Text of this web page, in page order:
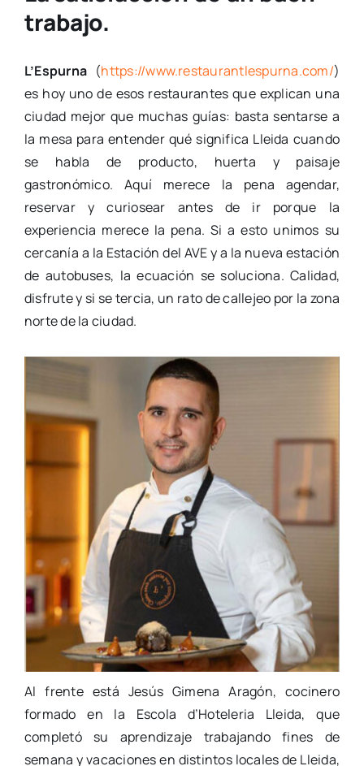
trabajo.
L’Espurna (https://www.restaurantlespurna.com/)
es hoy uno de esos restaurantes que explican una
ciudad mejor que muchas guías: basta sentarse a
la mesa para entender qué significa Lleida cuando
se habla de producto, huerta y paisaje
gastronómico. Aquí merece la pena agendar,
reservar y curiosear antes de ir porque la
experiencia merece la pena. Si a esto unimos su
cercanía a la Estación del AVE y a la nueva estación
de autobuses, la ecuación se soluciona. Calidad,
disfrute y si se tercia, un rato de callejeo por la zona
norte de la ciudad.
Al frente está Jesús Gimena Aragón, cocinero
formado en la Escola d’Hoteleria Lleida, que
completó su aprendizaje trabajando fines de
semana y vacaciones en distintos locales de Lleida,